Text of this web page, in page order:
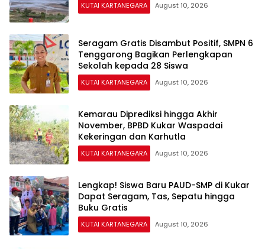
KUTAI KARTANEGARA August 10, 2026
Seragam Gratis Disambut Positif, SMPN 6
Tenggarong Bagikan Perlengkapan
Sekolah kepada 28 Siswa
KUTAI KARTANEGARA August 10, 2026
Kemarau Diprediksi hingga Akhir
November, BPBD Kukar Waspadai
Kekeringan dan Karhutla
KUTAI KARTANEGARA August 10, 2026
Lengkap! Siswa Baru PAUD-SMP di Kukar
Dapat Seragam, Tas, Sepatu hingga
Buku Gratis
KUTAI KARTANEGARA August 10, 2026